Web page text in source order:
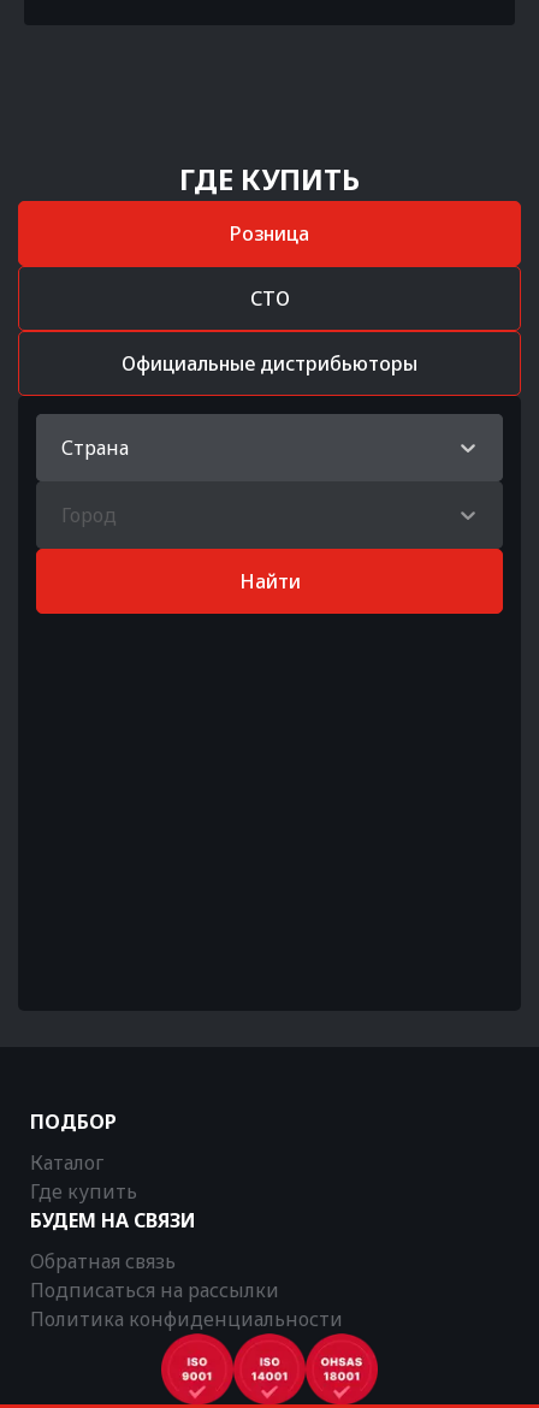
ГДЕ КУПИТЬ
Розница
СТО
Официальные дистрибьюторы
Страна
Город
Найти
ПОДБОР
Каталог
Где купить
БУДЕМ НА СВЯЗИ
Обратная связь
Подписаться на рассылки
Политика конфиденциальности